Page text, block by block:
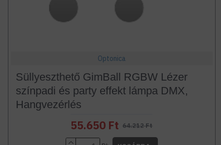
Optonica
Süllyeszthető GimBall RGBW Lézer
színpadi és party effekt lámpa DMX,
Hangvezérlés
55.650 Ft 64.212 Ft